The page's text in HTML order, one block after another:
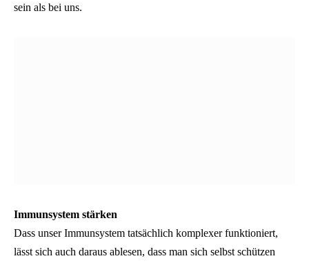
sein als bei uns.
Immunsystem stärken
Dass unser Immunsystem tatsächlich komplexer funktioniert,
lässt sich auch daraus ablesen, dass man sich selbst schützen